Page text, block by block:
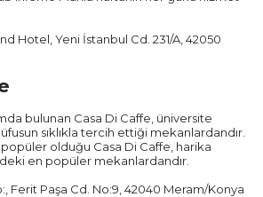
Hotel, Yeni İstanbul Cd. 231/A, 42050
bulunan Casa Di Caffe, üniversite
sıklıkla tercih ettiği mekanlardandır.
popüler olduğu Casa Di Caffe, harika
en popüler mekanlardandır.
Ferit Paşa Cd. No:9, 42040 Meram/Konya